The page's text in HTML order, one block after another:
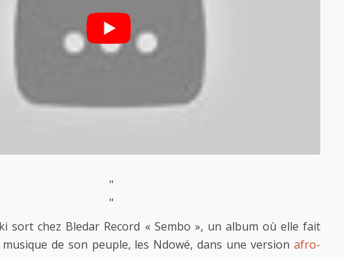
"
"
sort chez Bledar Record « Sembo », un album où elle fait
musique de son peuple, les Ndowé, dans une versionafro-